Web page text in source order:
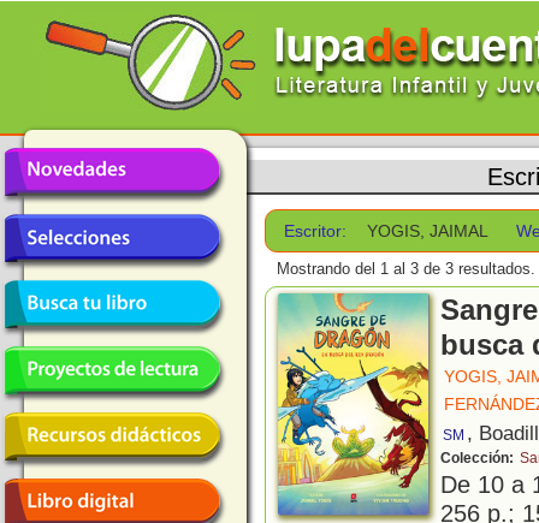
Escritor: YOGIS, JAIMAL
Mostrando del 1 al 3 de 3 resultados.
busca
YOGIS,
SM ,
Colección:
De 10 a
256 p.;